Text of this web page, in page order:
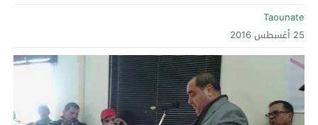
Taounate
25 أغسطس 2016